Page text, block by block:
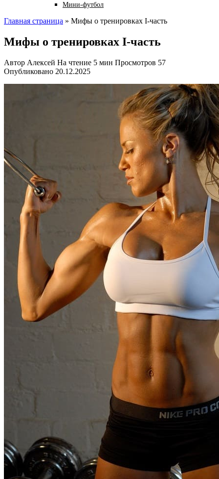
Мини-футбол
Главная страница » Мифы о тренировках І-часть
Мифы о тренировках І-часть
Автор Алексей На чтение 5 мин Просмотров 57
Опубликовано 20.12.2025